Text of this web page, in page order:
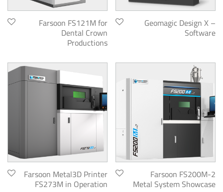
Geomagic Design X –
Software
Farsoon FS121M for
Dental Crown
Productions
Farsoon FS200M-2
Metal System Showcase
Farsoon Metal3D Printer
FS273M in Operation